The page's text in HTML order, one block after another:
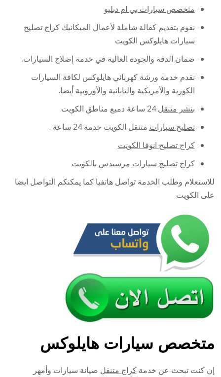
متخصص سيارات بي ام دبليو
نقوم بتقديم كفالة شاملة لأعمال الميكانيك كراج تصليح
سيارات هايلوكس الكويت
ضمان الدقة والجودة العالية في خدمة إصلاح السيارات.
نقدم خدمة ورشة كهربائي هايلوكس لكافة السيارات
الكورية والأمريكية واليابانية والأوروبية أيضا.
بنشر متنقل24 ساعة دميع مناطق الكويت
تصليح سيارات متنقل الكويت خدمة 24 ساعة .
كراج تصليح انوفا الكويت
كراجتصليح سيارات مرسيدس بالكويت
للاستعلام وطلب الخدمة تواصل هاتفيا كما يمكنكم التواصل ايضا
على الكويت
متخصص سيارات هايلوكس
إن كنت تبحث عن خدمةكراج متنقل صيانة سيارات وأمهر